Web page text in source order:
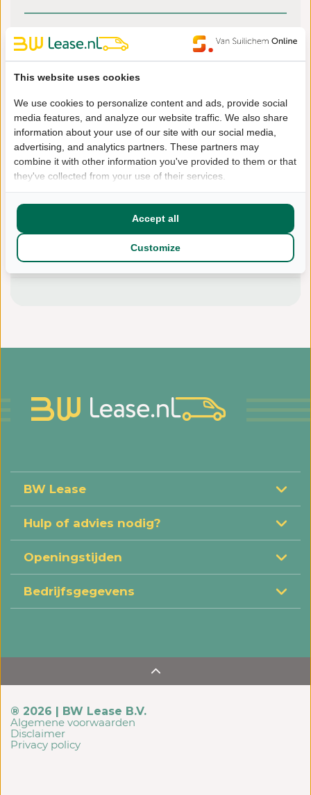
This website uses cookies
We use cookies to personalize content and ads, provide social
media features, and analyze our website traffic. We also share
information about your use of our site with our social media,
advertising, and analytics partners. These partners may
combine it with other information you've provided to them or that
they've collected from your use of their services.
Customize
Accept all
Financial lease offerte
Looptijd
72 mnd
48 mnd
36 mnd
Slottermijn
€ 2.622
€ 2.622
€ 2.622
Leasetermijn
€ 215,46/ mnd
€ 269,87/ mnd
Of bekijk hier onze volledige voorraad
Bereken... Omschrijving
Aflever opties Vragen?
BW Lease
Hulp of advies nodig?
Openingstijden
Bedrijfsgegevens
® 2026 | BW Lease B.V.
Algemene voorwaarden
Disclaimer
Privacy policy